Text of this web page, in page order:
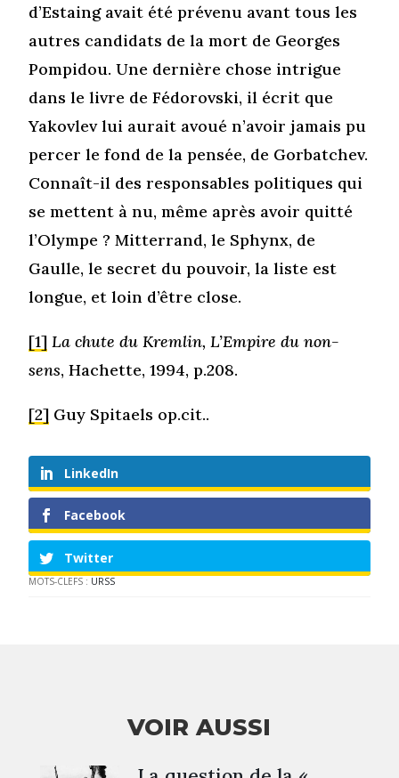
d’Estaing avait été prévenu avant tous les
autres candidats de la mort de Georges
Pompidou. Une dernière chose intrigue
dans le livre de Fédorovski, il écrit que
Yakovlev lui aurait avoué n’avoir jamais pu
percer le fond de la pensée, de Gorbatchev.
Connaît-il des responsables politiques qui
se mettent à nu, même après avoir quitté
l’Olympe ? Mitterrand, le Sphynx, de
Gaulle, le secret du pouvoir, la liste est
longue, et loin d’être close.
[1] La chute du Kremlin, L’Empire du non-
sens, Hachette, 1994, p.208.
[2] Guy Spitaels op.cit..
LinkedIn
Facebook
Twitter
MOTS-CLEFS : URSS
VOIR AUSSI